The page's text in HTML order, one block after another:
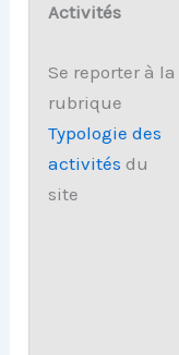
Activités
Se reporter à la
rubrique
Typologiedes
activités du
site